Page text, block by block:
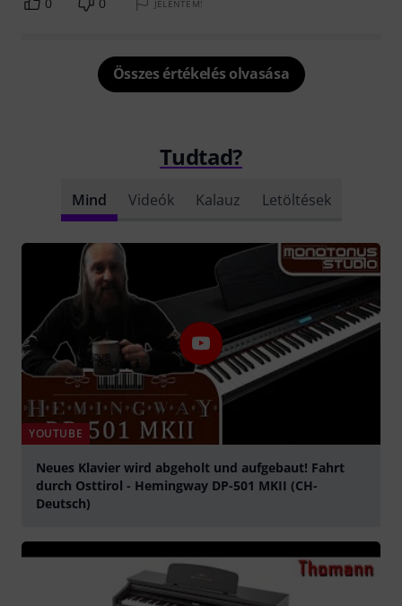
JELENTEM!
Összes értékelés olvasása
Tudtad?
Mind Videók Kalauz Letöltések
YOUTUBE
Neues Klavier wird abgeholt und aufgebaut! Fahrt
durch Osttirol - Hemingway DP-501 MKII (CH-
Deutsch)